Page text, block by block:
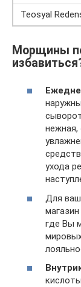
Teosyal
Морщины
нежная,
ухода
Для
где Вы